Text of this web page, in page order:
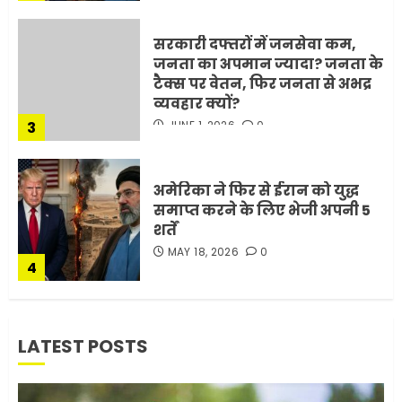
4
अमेरिका ने फिर से ईरान को युद्ध
समाप्त करने के लिए भेजी अपनी 5
शर्तें
MAY 18, 2026
5
भारत-अमेरिका व्यापार समझौता
ट्रंप ने किया एलान
रही है!
LATEST POSTS